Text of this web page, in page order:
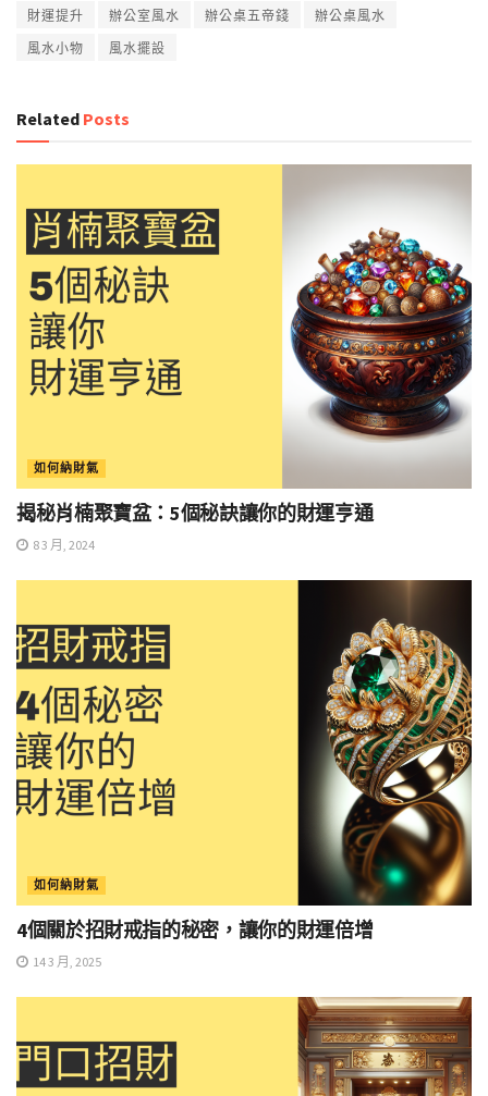
財運提升
辦公室風水 辦公桌五帝錢
辦公桌風水
風水小物
風水擺設
Related Posts
如何納財氣
揭秘肖楠聚寶盆：5個秘訣讓你的財運亨通
8 3 月, 2024
如何納財氣
4個關於招財戒指的秘密，讓你的財運倍增
14 3 月, 2025